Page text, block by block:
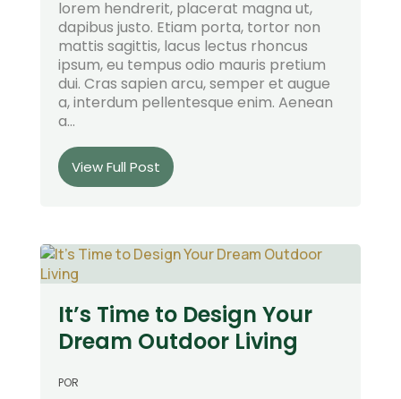
lorem hendrerit, placerat magna ut,
dapibus justo. Etiam porta, tortor non
mattis sagittis, lacus lectus rhoncus
ipsum, eu tempus odio mauris pretium
dui. Cras sapien arcu, semper et augue
a, interdum pellentesque enim. Aenean
a...
View Full Post
It’s Time to Design Your
Dream Outdoor Living
POR